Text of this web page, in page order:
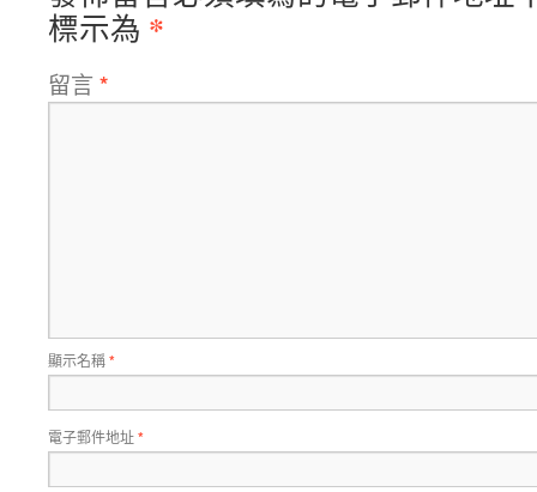
標示為 *
留言 *
顯示名稱*
電子郵件地址*